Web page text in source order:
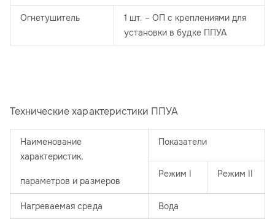
Огнетушитель
1 шт. – ОП с креплениями для
установки в будке ППУА
Технические характеристики ППУА
Наименование
характеристик,
параметров и размеров
Показатели
Режим I Режим II
Нагреваемая среда Вода